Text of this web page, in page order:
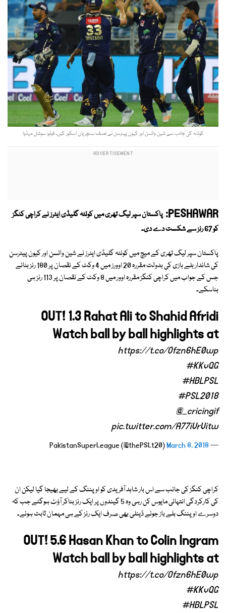
کوئٹہ کی جانب سے شین واٹسن اور کیون پیٹرسن نے نصف سنچریاں اسکور کیں۔ فوٹو: سوشل میڈیا
PESHAWAR: پاکستان سپر لیگ تھری میں کوئٹہ گلیڈی ایٹرز نے کراچی کنگز
کو 67 رنز سے شکست دے دی۔
پاکستان سپر لیگ تھری کے میچ میں کوئٹہ گلیڈی ایٹرز نے شین واٹسن اور کیون پیٹرسن
کی شاندار بلے بازی کی بدولت مقررہ 20 اوورز میں 4 وکٹ کے نقصان پر 180 رنز بنائے
جس کے جواب میں کراچی کنگز مقررہ اوور میں 8 وکٹ کے نقصان پر 113 رنز ہی
بناسکے۔
OUT! 1.3 Rahat Ali to Shahid Afridi
Watch ball by ball highlights at
https://t.co/Ofzn6hE0wp
#KKvQG
#HBLPSL
#PSL2018
@_cricingif
pic.twitter.com/A77iVrVitw
— PakistanSuperLeague (@thePSLt20)
March 8, 2018
کراچی کنگز کی جانب سے اس بار شاہد آفریدی کو اوپننگ کے لیے بھیجا گیا لیکن ان
کی کارکردگی انتہائی مایوس کن رہی وہ 5 گیندوں پر ایک رنز بناکر آؤٹ ہوگئے جب کہ
دوسرے اوپننگ بلے باز جوئے ڈینلی بھی صرف ایک رنز کے ہی مہمان ثابت ہوئے۔
OUT! 5.6 Hasan Khan to Colin Ingram
Watch ball by ball highlights at
https://t.co/Ofzn6hE0wp
#KKvQG
#HBLPSL